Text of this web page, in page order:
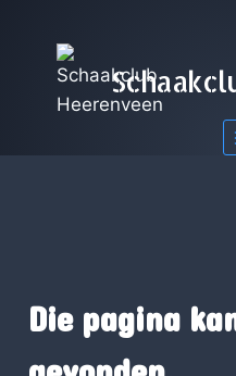
inhoud
Die pagina